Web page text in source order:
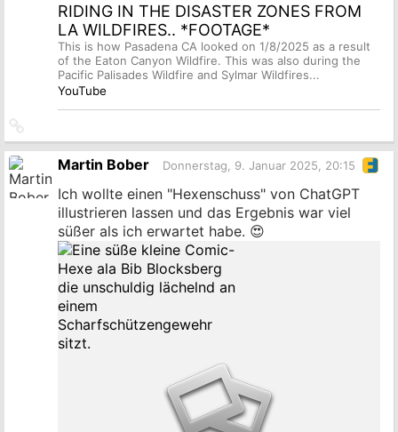
RIDING IN THE DISASTER ZONES FROM
LA WILDFIRES.. *FOOTAGE*
This is how Pasadena CA looked on 1/8/2025 as a result
of the Eaton Canyon Wildfire. This was also during the
Pacific Palisades Wildfire and Sylmar Wildfires...
YouTube
zum
Originalbeitrag
Martin Bober Donnerstag, 9. Januar 2025, 20:15
Ich wollte einen "Hexenschuss" von ChatGPT
illustrieren lassen und das Ergebnis war viel
süßer als ich erwartet habe. 😍